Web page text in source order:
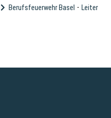
Berufsfeuerwehr Basel -Leiter